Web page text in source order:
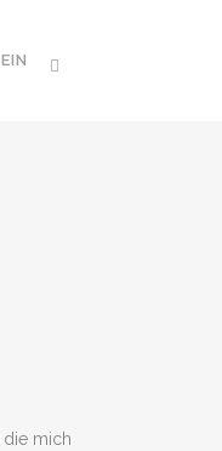
die mich